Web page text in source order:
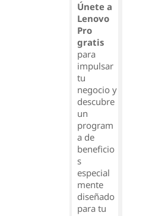
Únete a
Lenovo
Pro
gratis
para
impulsar
tu
negocio y
descubre
un
program
a de
beneficio
s
especial
mente
diseñado
para tu